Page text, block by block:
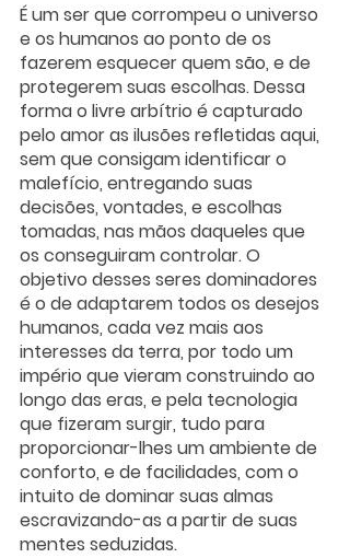
É um ser que corrompeu o universo
e os humanos ao ponto de os
fazerem esquecer quem são, e de
protegerem suas escolhas. Dessa
forma o livre arbítrio é capturado
pelo amor as ilusões refletidas aqui,
sem que consigam identificar o
malefício, entregando suas
decisões, vontades, e escolhas
tomadas, nas mãos daqueles que
os conseguiram controlar. O
objetivo desses seres dominadores
é o de adaptarem todos os desejos
humanos, cada vez mais aos
interesses da terra, por todo um
império que vieram construindo ao
longo das eras, e pela tecnologia
que fizeram surgir, tudo para
proporcionar-lhes um ambiente de
conforto, e de facilidades, com o
intuito de dominar suas almas
escravizando-as a partir de suas
mentes seduzidas.